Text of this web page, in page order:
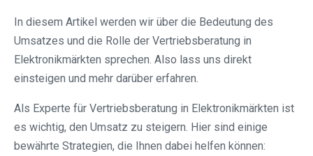
In diesem Artikel werden wir über die Bedeutung des
Umsatzes und die Rolle der Vertriebsberatung in
Elektronikmärkten sprechen. Also lass uns direkt
einsteigen und mehr darüber erfahren.
Als Experte für Vertriebsberatung in Elektronikmärkten ist
es wichtig, den Umsatz zu steigern. Hier sind einige
bewährte Strategien, die Ihnen dabei helfen können: